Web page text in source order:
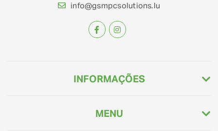
info@gsmpcsolutions.lu
INFORMAÇÕES
MENU